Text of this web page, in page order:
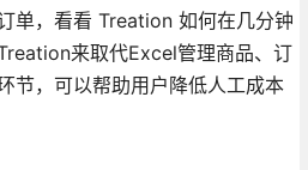
单，看看 Treation 如何在几分钟
来取代Excel管理商品、订
节，可以帮助用户降低人工成本